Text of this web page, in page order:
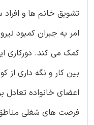
تشویق خانم ها و
امر به جبران کمبود
کمک می کند. دورکاری
بین کار و نگه داری از
اعضای خانواده تعادل
فرصت های شغلی